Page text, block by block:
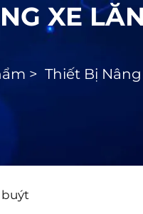
XE
> Thiết Bị Nâng
buýt